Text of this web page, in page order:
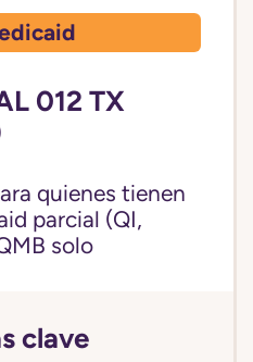
012 TX
quienes tienen
parcial (QI,
solo
clave